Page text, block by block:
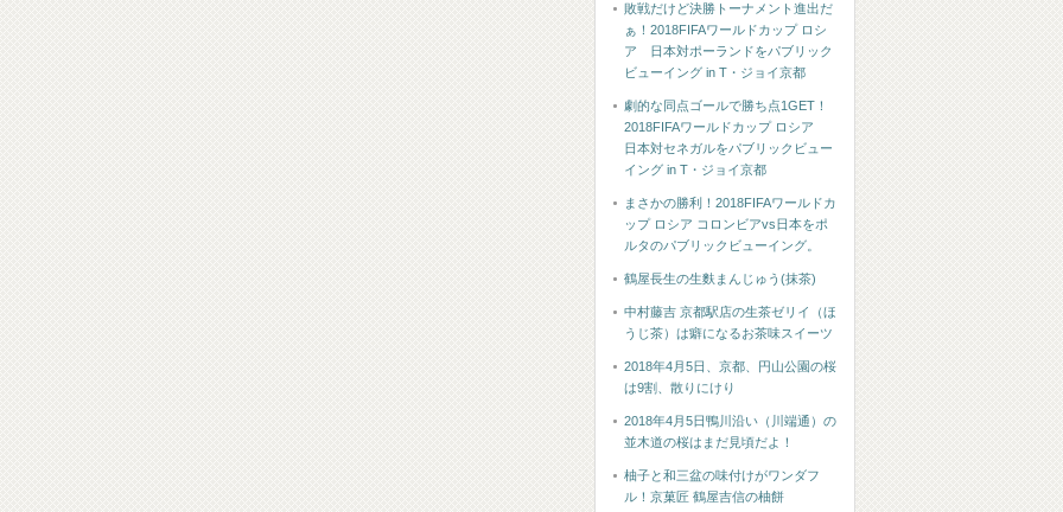
敗戦だけど決勝トーナメント進出だ
ぁ！2018FIFAワールドカップ ロシ
ア 日本対ポーランドをパブリック
ビューイング in T・ジョイ京都
劇的な同点ゴールで勝ち点1GET！
2018FIFAワールドカップ ロシア
日本対セネガルをパブリックビュー
イング in T・ジョイ京都
まさかの勝利！2018FIFAワールドカ
ップ ロシア コロンビアvs日本をポ
ルタのパブリックビューイング。
鶴屋長生の生麩まんじゅう(抹茶)
中村藤吉 京都駅店の生茶ゼリイ（ほ
うじ茶）は癖になるお茶味スイーツ
2018年4月5日、京都、円山公園の桜
は9割、散りにけり
2018年4月5日鴨川沿い（川端通）の
並木道の桜はまだ見頃だよ！
柚子と和三盆の味付けがワンダフ
ル！京菓匠 鶴屋吉信の柚餅